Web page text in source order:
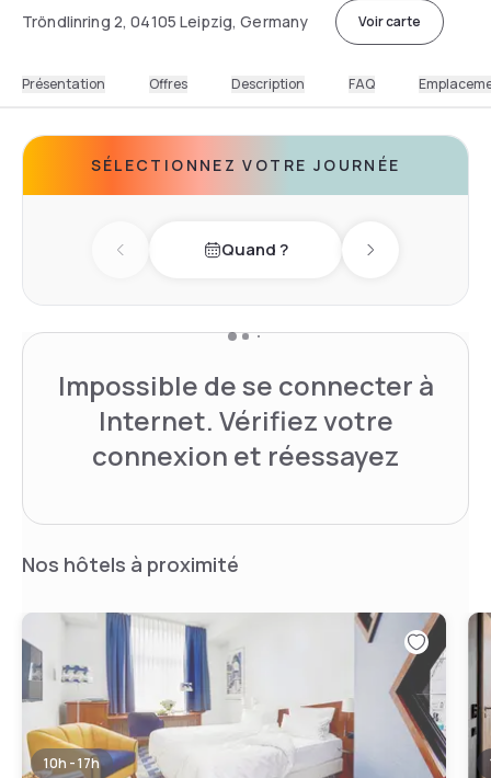
Tröndlinring 2, 04105 Leipzig, Germany Voir carte
Présentation Offres Description FAQ
SÉLECTIONNEZ VOTRE JOURNÉE
Previous dayQuand ? Next day
Impossible de se connecter à
Internet. Vérifiez votre
connexion et réessayez
Nos hôtels à proximité
10h - 17h